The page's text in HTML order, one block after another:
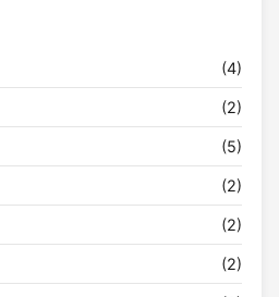
(4)
(2)
(5)
(2)
(2)
(2)